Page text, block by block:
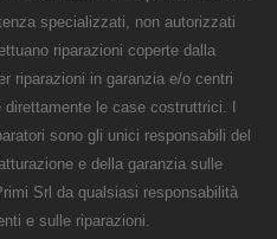
specializzati, non autorizzati
riparazioni coperte dalla
riparazioni in garanzia e/o centri
le case costruttrici. I
sono gli unici responsabili del
e della garanzia sulle
Srl da qualsiasi responsabilità
e sulle riparazioni.